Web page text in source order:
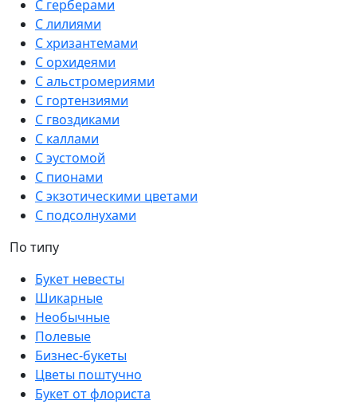
С герберами
С лилиями
С хризантемами
С орхидеями
С альстромериями
С гортензиями
С гвоздиками
С каллами
С эустомой
С пионами
С экзотическими цветами
С подсолнухами
По типу
Букет невесты
Шикарные
Необычные
Полевые
Бизнес-букеты
Цветы поштучно
Букет от флориста